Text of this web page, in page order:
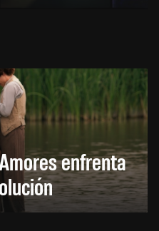
enfrenta